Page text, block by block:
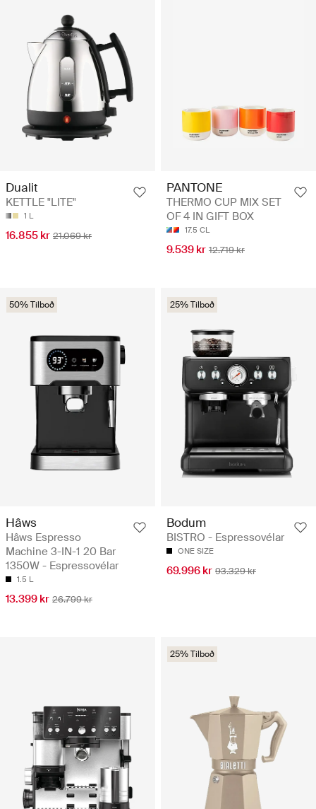
Dualit
KETTLE "LITE"
1 L
16.855 kr 21.069 kr
PANTONE
THERMO CUP MIX SET
OF 4 IN GIFT BOX
17.5 CL
9.539 kr 12.719 kr
50% Tilboð
Hâws
Hâws Espresso
Machine 3-IN-1 20 Bar
1350W - Espressovélar
1.5 L
13.399 kr 26.799 kr
25% Tilboð
Bodum
BISTRO - Espressovélar
ONE SIZE
69.996 kr 93.329 kr
25% Tilboð